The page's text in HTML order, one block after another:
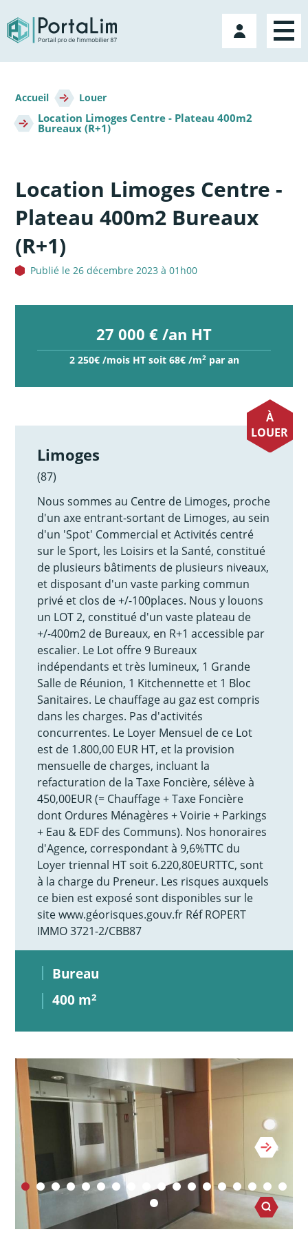
directement
au
contenu
Mon
compte
d'Ariane
Accueil Louer
Location Limoges Centre - Plateau 400m2
Bureaux (R+1)
Location Limoges Centre -
Plateau 400m2 Bureaux
(R+1)
Publié le 26 décembre 2023 à 01h00
27 000 € /an HT
2 250€ /mois HT soit 68€ /m2par an
À
LOUER
Limoges
(87)
Nous sommes au Centre de Limoges, proche
d'un axe entrant-sortant de Limoges, au sein
d'un 'Spot' Commercial et Activités centré
sur le Sport, les Loisirs et la Santé, constitué
de plusieurs bâtiments de plusieurs niveaux,
et disposant d'un vaste parking commun
privé et clos de +/-100places. Nous y louons
un LOT 2, constitué d'un vaste plateau de
+/-400m2 de Bureaux, en R+1 accessible par
escalier. Le Lot offre 9 Bureaux
indépendants et très lumineux, 1 Grande
Salle de Réunion, 1 Kitchennette et 1 Bloc
Sanitaires. Le chauffage au gaz est compris
dans les charges. Pas d'activités
concurrentes. Le Loyer Mensuel de ce Lot
est de 1.800,00 EUR HT, et la provision
mensuelle de charges, incluant la
refacturation de la Taxe Foncière, sélève à
450,00EUR (= Chauffage + Taxe Foncière
dont Ordures Ménagères + Voirie + Parkings
+ Eau & EDF des Communs). Nos honoraires
d'Agence, correspondant à 9,6%TTC du
Loyer triennal HT soit 6.220,80EURTTC, sont
à la charge du Preneur. Les risques auxquels
ce bien est exposé sont disponibles sur le
site www.géorisques.gouv.fr Réf ROPERT
IMMO 3721-2/CBB87
Bureau
400 m2